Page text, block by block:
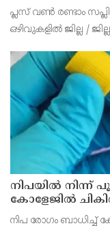
പ്ലസ് വൺ രണ്ടാം
ഒഴിവുകളിൽ ജില്ല /
വൈകിട്ട് 4 മണി വരെ
നിപയിൽ നിന്ന്
കോളേജിൽ
മടങ്ങി
നിപ രോഗം ബാധിച്ച്